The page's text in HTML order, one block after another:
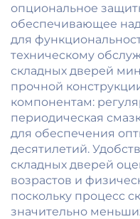
опциональное
обеспечивающее
для
техническому
складных дверей
прочной
компонентам:
периодическая
для обеспечения
десятилетий.
складных дверей
возрастов и
поскольку процесс
значительно